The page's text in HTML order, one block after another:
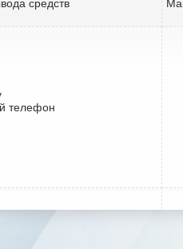
средств
телефон